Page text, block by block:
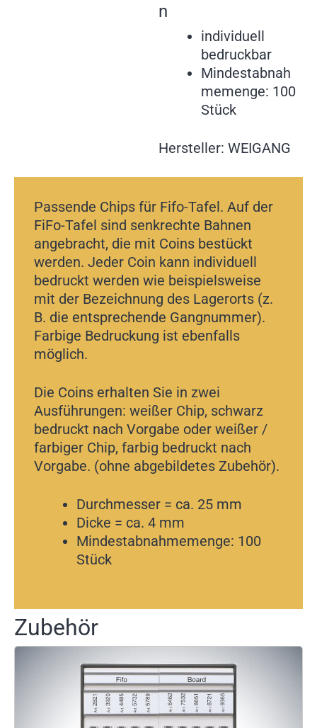
n
individuell
bedruckbar
Mindestabnah
memenge: 100
Stück
Hersteller: WEIGANG
Passende Chips für Fifo-Tafel. Auf der
FiFo-Tafel sind senkrechte Bahnen
angebracht, die mit Coins bestückt
werden. Jeder Coin kann individuell
bedruckt werden wie beispielsweise
mit der Bezeichnung des Lagerorts (z.
B. die entsprechende Gangnummer).
Farbige Bedruckung ist ebenfalls
möglich.
Die Coins erhalten Sie in zwei
Ausführungen: weißer Chip, schwarz
bedruckt nach Vorgabe oder weißer /
farbiger Chip, farbig bedruckt nach
Vorgabe. (ohne abgebildetes Zubehör).
Durchmesser = ca. 25 mm
Dicke = ca. 4 mm
Mindestabnahmemenge: 100
Stück
Zubehör